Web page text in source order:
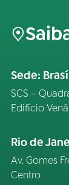
Sede:
SCS –
Edifício
Rio de
Av. Gomes
Centro